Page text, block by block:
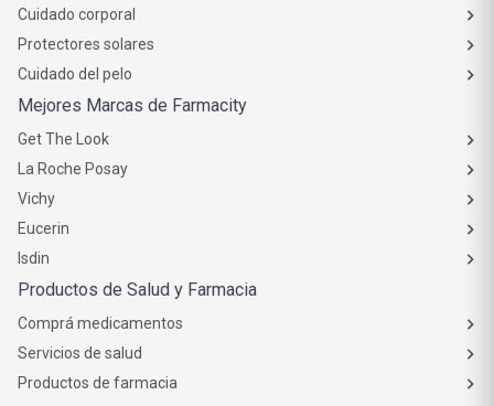
Cuidado corporal
Protectores solares
Cuidado del pelo
Mejores Marcas de Farmacity
Get The Look
La Roche Posay
Vichy
Eucerin
Isdin
Productos de Salud y Farmacia
Comprá medicamentos
Servicios de salud
Productos de farmacia